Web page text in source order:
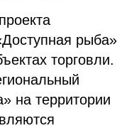
рыба»
торговли.
на территории